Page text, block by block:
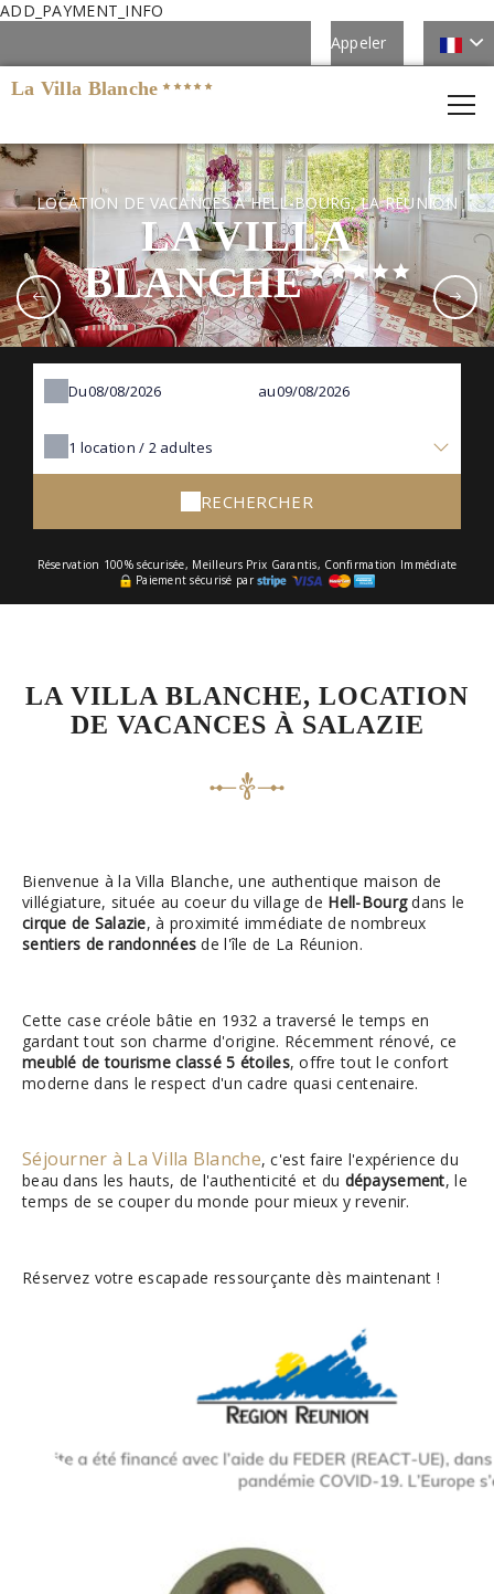
ADD_PAYMENT_INFO
Appeler
La Villa Blanche
LOCATION DE VACANCES À HELL-BOURG, LA RÉUNION
LA VILLA
BLANCHE
Du au
1 location / 2 adultes
RECHERCHER
Réservation 100% sécurisée, Meilleurs Prix Garantis, Confirmation Immédiate
Paiement sécurisé par
LA VILLA BLANCHE, LOCATION
DE VACANCES À SALAZIE
Bienvenue à la Villa Blanche, une authentique maison de
villégiature, située au coeur du village de Hell-Bourgdans le
cirque de Salazie, à proximité immédiate de nombreux
sentiers de randonnées de l'île de La Réunion.
Cette case créole bâtie en 1932 a traversé le temps en
gardant tout son charme d'origine. Récemment rénové, ce
meublé de tourisme classé 5 étoiles, offre tout le confort
moderne dans le respect d'un cadre quasi centenaire.
Séjourner à La Villa Blanche, c'est faire l'expérience du
beau dans les hauts, de l'authenticité et du dépaysement, le
temps de se couper du monde pour mieux y revenir.
Réservez votre escapade ressourçante dès maintenant !